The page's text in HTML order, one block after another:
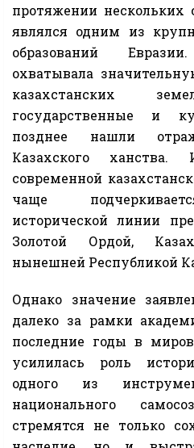
протяжении
являлся одним из
образований
охватывала
казахстанских
государственные и
позднее нашли
Казахского
современной
чаще
исторической линии
Золотой Ордой,
нынешней Республикой
Однако значение
далеко за рамки
последние годы в
усилилась роль
одного из
национального
стремятся не только